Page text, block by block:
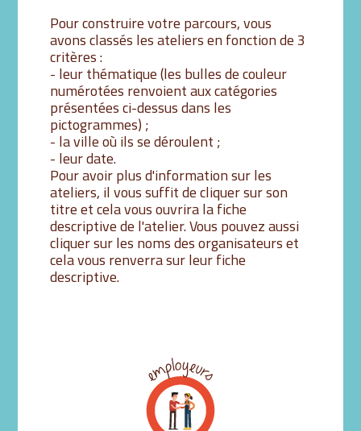
Pour construire votre parcours, vous
avons classés les ateliers en fonction de 3
critères :
- leur thématique (les bulles de couleur
numérotées renvoient aux catégories
présentées ci-dessus dans les
pictogrammes) ;
- la ville où ils se déroulent ;
- leur date.
Pour avoir plus d'information sur les
ateliers, il vous suffit de cliquer sur son
titre et cela vous ouvrira la fiche
descriptive de l'atelier. Vous pouvez aussi
cliquer sur les noms des organisateurs et
cela vous renverra sur leur fiche
descriptive.